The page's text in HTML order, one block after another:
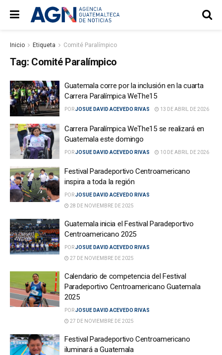
Inicio Etiqueta Comité Paralímpico
Tag: Comité Paralímpico
Guatemala corre por la inclusión en la cuarta
Carrera Paralímpica WeThe15
PORJOSUE DAVID ACEVEDO RIVAS 13 DE ABRIL DE 2026
Carrera Paralímpica WeThe15 se realizará en
Guatemala este domingo
PORJOSUE DAVID ACEVEDO RIVAS 10 DE ABRIL DE 2026
Festival Paradeportivo Centroamericano
inspira a toda la región
PORJOSUE DAVID ACEVEDO RIVAS
28 DE NOVIEMBRE DE 2025
Guatemala inicia el Festival Paradeportivo
Centroamericano 2025
PORJOSUE DAVID ACEVEDO RIVAS
27 DE NOVIEMBRE DE 2025
Calendario de competencia del Festival
Paradeportivo Centroamericano Guatemala
2025
PORJOSUE DAVID ACEVEDO RIVAS
27 DE NOVIEMBRE DE 2025
Festival Paradeportivo Centroamericano
iluminará a Guatemala